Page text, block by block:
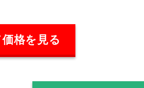
格を見る